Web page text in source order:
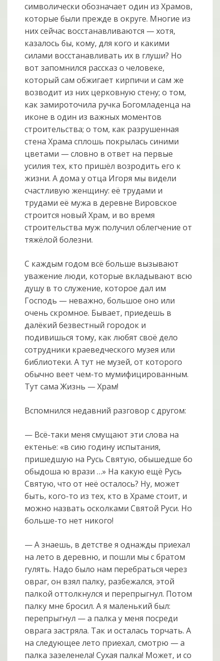
символически обозначает один из Храмов,
которые были прежде в округе. Многие из
них сейчас восстанавливаются — хотя,
казалось бы, кому, для кого и какими
силами восстанавливать их в глуши? Но
вот запомнился рассказ о человеке,
который сам обжигает кирпичи и сам же
возводит из них церковную стену; о том,
как замироточила ручка Богомладенца на
иконе в один из важных моментов
строительства; о том, как разрушенная
стена Храма сплошь покрылась синими
цветами — словно в ответ на первые
усилия тех, кто пришёл возродить его к
жизни. А дома у отца Игоря мы видели
счастливую женщину: её трудами и
трудами её мужа в деревне Вировское
строится новый Храм, и во время
строительства муж получил облегчение от
тяжёлой болезни.
С каждым годом всё больше вызывают
уважение люди, которые вкладывают всю
душу в то служение, которое дал им
Господь — неважно, большое оно или
очень скромное. Бывает, приедешь в
далёкий безвестный городок и
подивишься тому, как любят своё дело
сотрудники краеведческого музея или
библиотеки. А тут не музей, от которого
обычно веет чем-то мумифицированным.
Тут сама Жизнь — Храм!
Вспомнился недавний разговор с другом:
— Всё-таки меня смущают эти слова на
ектенье: «в сию годину испытания,
пришедшую на Русь Святую, обышедше бо
обыдоша ю врази …» На какую ещё Русь
Святую, что от неё осталось? Ну, может
быть, кого-то из тех, кто в Храме стоит, и
можно назвать осколками Святой Руси. Но
больше-то нет никого!
— А знаешь, в детстве я однажды приехал
на лето в деревню, и пошли мы с братом
гулять. Надо было нам перебраться через
овраг, он взял палку, разбежался, этой
палкой оттолкнулся и перепрыгнул. Потом
палку мне бросил. А я маленький был:
перепрыгнул — а палка у меня посреди
оврага застряла. Так и осталась торчать. А
на следующее лето приехал, смотрю — а
палка зазеленела! Сухая палка! Может, и со